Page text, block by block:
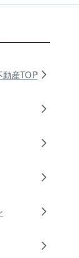
動産TOP